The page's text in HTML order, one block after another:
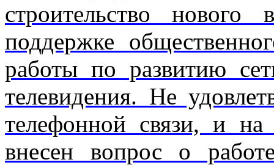
строительство
поддержке
работы по развитию
телевидения. Не
телефонной связи, и на
внесен вопрос о